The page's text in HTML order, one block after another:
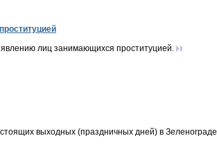
лиц занимающихся проституцией.
выходных (праздничных дней) в